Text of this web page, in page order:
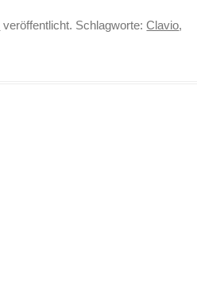
veröffentlicht. Schlagworte:Clavio,